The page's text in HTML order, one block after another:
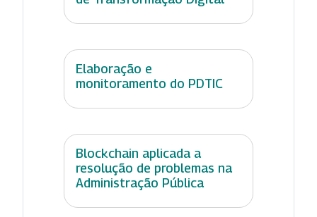
Elaboração e
monitoramento do PDTIC
Blockchain aplicada a
resolução de problemas na
Administração Pública